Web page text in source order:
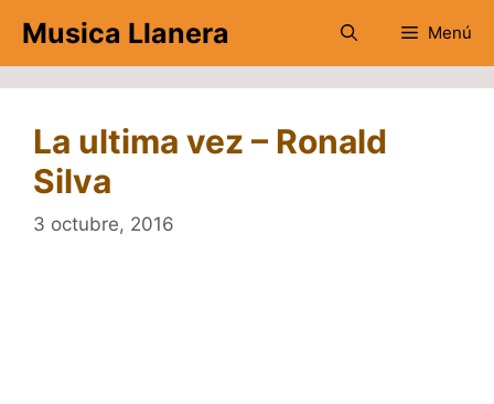
contenido
Musica Llanera Menú
La ultima vez – Ronald
Silva
3 octubre, 2016